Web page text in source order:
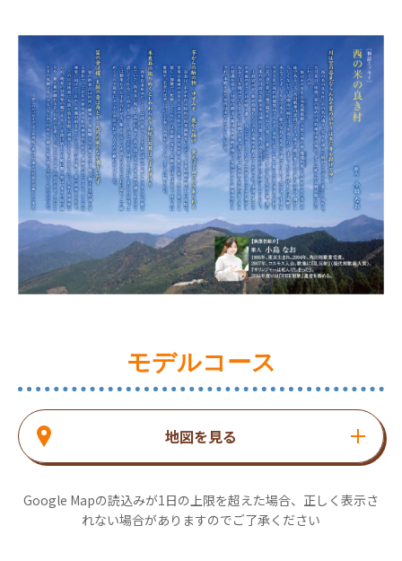
モデルコース
地図を見る
Google Mapの読込みが1日の上限を超えた場合、正しく表示さ
れない場合がありますのでご了承ください